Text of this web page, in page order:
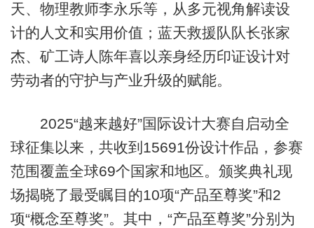
天、物理教师李永乐等，从多元视角解读设
计的人文和实用价值；蓝天救援队队长张家
杰、矿工诗人陈年喜以亲身经历印证设计对
劳动者的守护与产业升级的赋能。
2025“越来越好”国际设计大赛自启动全
球征集以来，共收到15691份设计作品，参赛
范围覆盖全球69个国家和地区。颁奖典礼现
场揭晓了最受瞩目的10项“产品至尊奖”和2
项“概念至尊奖”。其中，“产品至尊奖”分别为